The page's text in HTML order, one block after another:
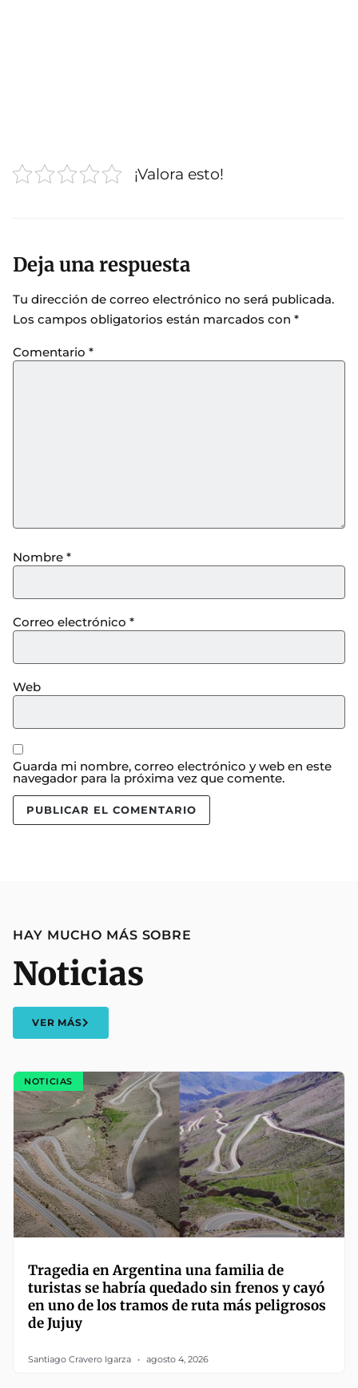
¡Valora esto!
Deja una respuesta
Tu dirección de correo electrónico no será publicada.
Los campos obligatorios están marcados con *
Comentario *
Nombre *
Correo electrónico *
Web
Guarda mi nombre, correo electrónico y web en este
navegador para la próxima vez que comente.
HAY MUCHO MÁS SOBRE
Noticias
VER MÁS
NOTICIAS
Tragedia en Argentina una familia de
turistas se habría quedado sin frenos y cayó
en uno de los tramos de ruta más peligrosos
de Jujuy
Santiago Cravero Igarza agosto 4, 2026